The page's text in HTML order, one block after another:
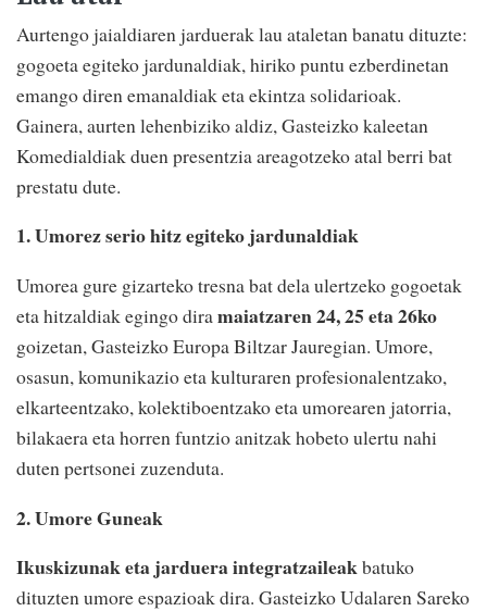
Aurtengo jaialdiaren jarduerak lau ataletan banatu dituzte:
gogoeta egiteko jardunaldiak, hiriko puntu ezberdinetan
emango diren emanaldiak eta ekintza solidarioak.
Gainera, aurten lehenbiziko aldiz, Gasteizko kaleetan
Komedialdiak duen presentzia areagotzeko atal berri bat
prestatu dute.
1. Umorez serio hitz egiteko jardunaldiak
Umorea gure gizarteko tresna bat dela ulertzeko gogoetak
eta hitzaldiak egingo diramaiatzaren 24, 25 eta 26ko
goizetan, Gasteizko Europa Biltzar Jauregian. Umore,
osasun, komunikazio eta kulturaren profesionalentzako,
elkarteentzako, kolektiboentzako eta umorearen jatorria,
bilakaera eta horren funtzio anitzak hobeto ulertu nahi
duten pertsonei zuzenduta.
2. Umore Guneak
Ikuskizunak eta jarduera integratzaileakbatuko
dituzten umore espazioak dira. Gasteizko Udalaren Sareko